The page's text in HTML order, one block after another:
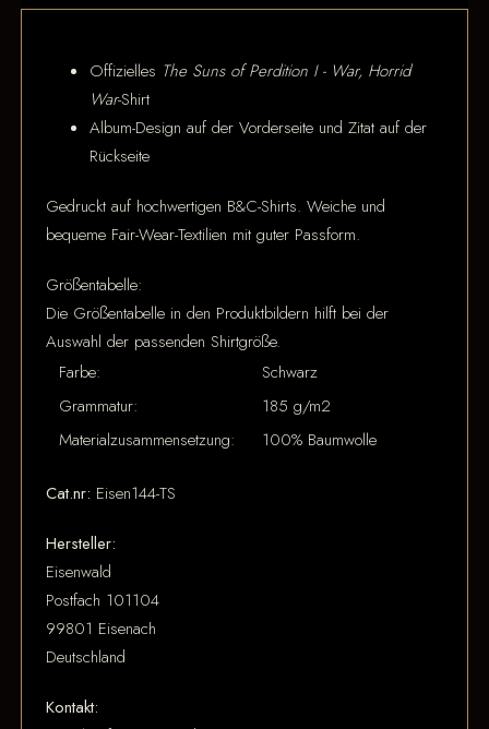
Offizielles The Suns of Perdition I - War, Horrid
War-Shirt
Album-Design auf der Vorderseite und Zitat auf der
Rückseite
Gedruckt auf hochwertigen B&C-Shirts. Weiche und
bequeme Fair-Wear-Textilien mit guter Passform.
Größentabelle:
Die Größentabelle in den Produktbildern hilft bei der
Auswahl der passenden Shirtgröße.
Farbe:
Schwarz
Grammatur:
185 g/m2
Materialzusammensetzung:
100% Baumwolle
Cat.nr: Eisen144-TS
Hersteller:
Eisenwald
Postfach 101104
99801 Eisenach
Deutschland
Kontakt: